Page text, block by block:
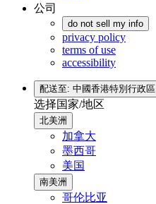
公司
do not sell my info
privacy policy
terms of use
accessibility
配送至: 中國香港特別行政區,
选择国家/地区
北美洲
加拿大
墨西哥
美国
南美洲
哥伦比亚